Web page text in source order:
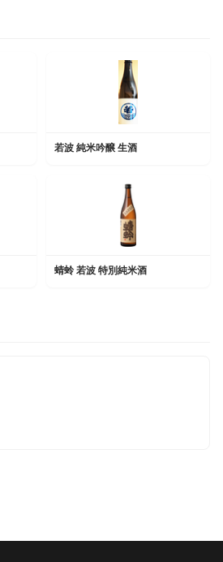
若波 純米吟醸 生酒
蜻蛉 若波 特別純米酒